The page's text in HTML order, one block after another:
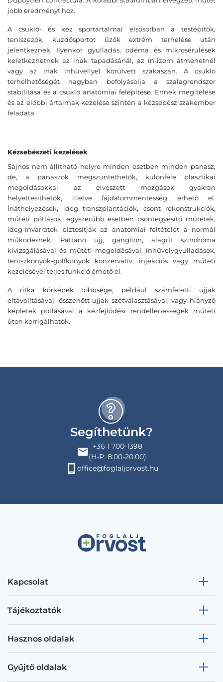
jobb eredményt hoz.
A csukló- és kéz sportártalmai elsősorban a testépítők,
teniszezők, küzdősportot űzők extrém terhelése után
jelentkeznek. Ilyenkor gyulladás, ödéma és mikrosérülések
keletkezhetnek az inak tapadásánál, az ín-izom átmenetnél
vagy az inak ínhüvellyel körülvett szakaszán. A csukló
terhelhetőségét nagyban befolyásolja a szalagrendszer
stabilitása és a csukló anatómiai felépítése. Ennek megítélése
és az előbbi ártalmak kezelése szintén a kézsebész szakember
feladata.
Kézsebészeti kezelések
Sajnos nem állítható helyre minden esetben minden panasz,
de, a panaszok megszüntethetők, különféle plasztikai
megoldásokkal az elveszett mozgások gyakran
helyettesíthetők, illetve fájdalommentesség érhető el.
Ínáthelyezések, ideg transzplantációk, csont rekonstrukciók,
műtéti pótlások, egyszerűbb esetben csontegyesítő műtétek,
ideg-ínvarratok biztosítják az anatómiai feltételét a normál
működésnek. Pattanó ujj, ganglion, alagút szindróma
kivizsgálásával és műtéti megoldásával, ínhüvelygyulladások,
teniszkönyök-golfkönyök konzervatív, injekciós vagy műtéti
kezelésével teljes funkció érhető el.
A ritka kórképek többsége, például számfeletti ujjak
eltávolításával, összenőtt ujjak szétválasztásával, vagy hiányzó
képletek pótlásával a kézfejlődési rendellenességek műtéti
úton korrigálhatók.
Segíthetünk?
+36 1 700-1398
(H-P: 8:00-20:00)
office@foglaljorvost.hu
Kapcsolat
Tájékoztatók
Hasznos oldalak
Gyűjtő oldalak